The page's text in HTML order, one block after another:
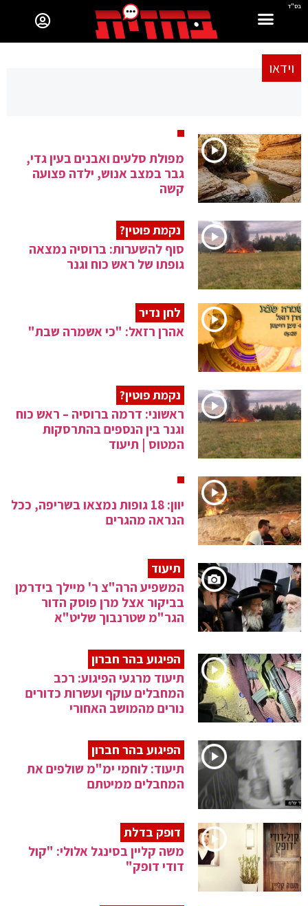
בס"ד
וידאו
מפולת סלעים ואבנים בעין גדי,
גבר במצב אנוש, ילדה פצועה
קשה
נקמת פוטין?
סוף להשערות: ברוסיה נמצאה
גופתו של ראש כוח וגנר
לחן נדיר
אהרן רזאל: "כי אשמרה שבת"
נקמת פוטין?
ראשוני: דרמה ברוסיה – ראש כוח
וגנר בין הנספים בהתרסקות
המטוס | תיעוד
יוון: 18 גופות נמצאו בשריפה, ככל
הנראה מהגרים
תיעוד
המשפיע הרה"צ ר' מיילך בידרמן
בביקור אצל מרן פוסק הדור
הגר"מ שטרנבוך שליט"א
הפיגוע בהר חברון
תיעוד מרגעי הפיגוע: רכב
המחבלים עוקף ועשרות כדורים
נורים מהמושב האחורי
הפיגוע בהר חברון
תיעוד: לוחמי ימ"מ שולפים את
המחבלים ממיטתם
דופק בדלת
משה קליין בסינגל אלולי: "קול
דודי דופק"